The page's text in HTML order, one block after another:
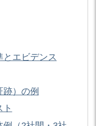
とエビデンス
）の例